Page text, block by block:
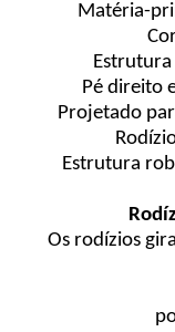
Matéria-
Pé direito
Projetado
Estrutura
Os rodízios